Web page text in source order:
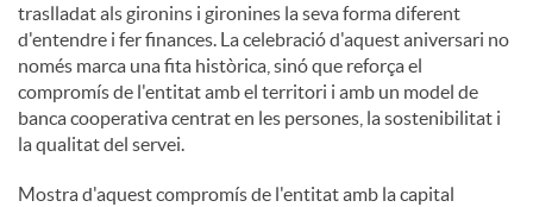
traslladat als gironins i gironines la seva forma diferent
d'entendre i fer finances. La celebració d'aquest aniversari no
només marca una fita històrica, sinó que reforça el
compromís de l'entitat amb el territori i amb un model de
banca cooperativa centrat en les persones, la sostenibilitat i
la qualitat del servei.
Mostra d'aquest compromís de l'entitat amb la capital